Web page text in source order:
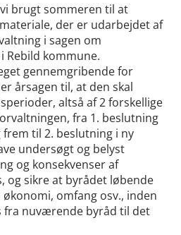
brugt sommeren til at
der er udarbejdet af
i sagen om
Rebild kommune.
gennemgribende for
årsagen til, at den skal
altså af 2 forskellige
fra 1. beslutning
til 2. beslutning i ny
undersøgt og belyst
og konsekvenser af
og sikre at byrådet løbende
omfang osv., inden
fra nuværende byråd til det